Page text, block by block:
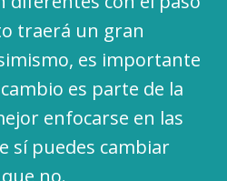
traerá un gran
es importante
es parte de la
enfocarse en las
sí puedes cambiar
no.